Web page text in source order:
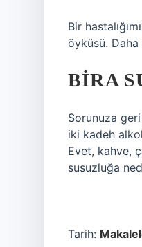
Bir
öyküsü.
BIRA
Sorunuza
iki kadeh
Evet, kahve,
susuzluğa
Tarih: